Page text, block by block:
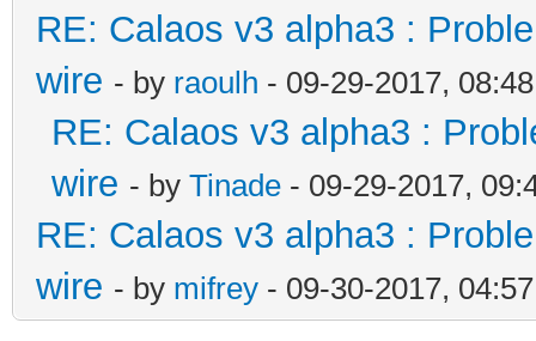
RE: Calaos v3 alpha3 :
wire - by raoulh - 09-29-2017,
RE: Calaos v3 alpha3 :
wire - by Tinade - 09-29-2017,
RE: Calaos v3 alpha3 :
wire - by mifrey - 09-30-2017,